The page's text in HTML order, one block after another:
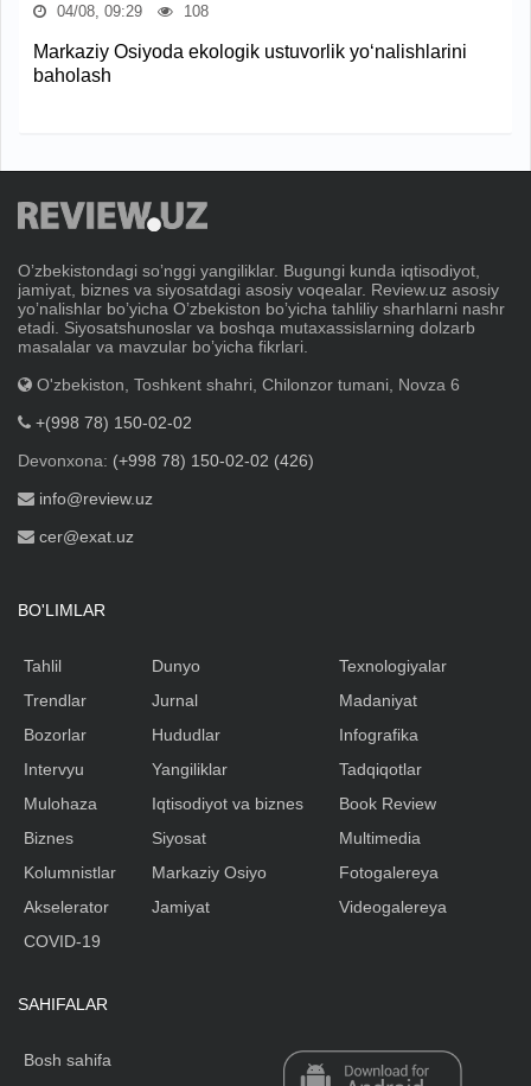
04/08, 09:29 108
Markaziy Osiyoda ekologik ustuvorlik yo‘nalishlarini
baholash
Oʼzbekistondagi soʼnggi yangiliklar. Bugungi kunda iqtisodiyot,
jamiyat, biznes va siyosatdagi asosiy voqealar. Review.uz asosiy
yoʼnalishlar boʼyicha Oʼzbekiston boʼyicha tahliliy sharhlarni nashr
etadi. Siyosatshunoslar va boshqa mutaxassislarning dolzarb
masalalar va mavzular boʼyicha fikrlari.
O'zbekiston, Toshkent shahri, Chilonzor tumani, Novza 6
+(998 78) 150-02-02
Devonxona: (+998 78) 150-02-02 (426)
info@review.uz
cer@exat.uz
BO'LIMLAR
Tahlil
Trendlar
Bozorlar
Intervyu
Mulohaza
Biznes
Kolumnistlar
Akselerator
Dunyo
Jurnal
Hududlar
Yangiliklar
Iqtisodiyot va biznes
Siyosat
Markaziy Osiyo
Jamiyat
Texnologiyalar
Madaniyat
Infografika
Tadqiqotlar
Book Review
Multimedia
Fotogalereya
Videogalereya
COVID-19
SAHIFALAR
Bosh sahifa